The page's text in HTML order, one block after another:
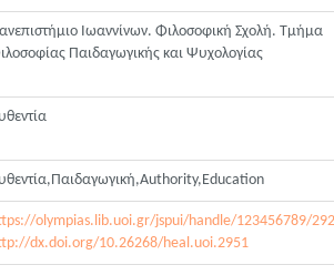
Ιωαννίνων. Φιλοσοφική Σχολή. Τμήμα
Παιδαγωγικής και Ψυχολογίας
olympias.lib.uoi.gr/jspui/handle/123456789/
dx.doi.org/10.26268/heal.uoi.2951